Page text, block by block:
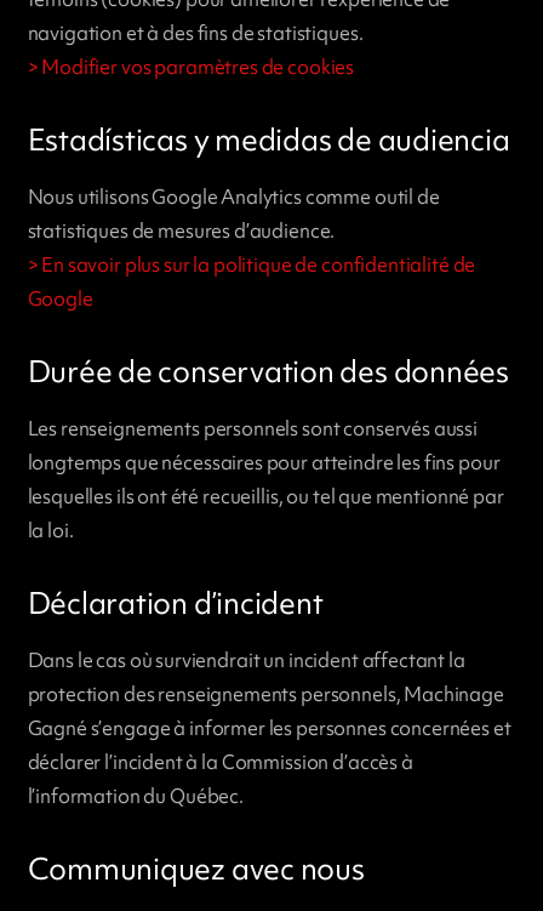
navigation et à des fins de statistiques.
> Modifier vos paramètres de cookies
Estadísticas y medidas de audiencia
Nous utilisons Google Analytics comme outil de
statistiques de mesures d’audience.
> En savoir plus sur la politique de confidentialité de
Google
Durée de conservation des données
Les renseignements personnels sont conservés aussi
longtemps que nécessaires pour atteindre les fins pour
lesquelles ils ont été recueillis, ou tel que mentionné par
la loi.
Déclaration d’incident
Dans le cas où surviendrait un incident affectant la
protection des renseignements personnels, Machinage
Gagné s’engage à informer les personnes concernées et
déclarer l’incident à la Commission d’accès à
l’information du Québec.
Communiquez avec nous